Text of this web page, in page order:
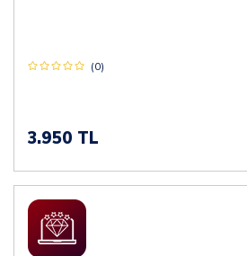
(0)
3.950 TL